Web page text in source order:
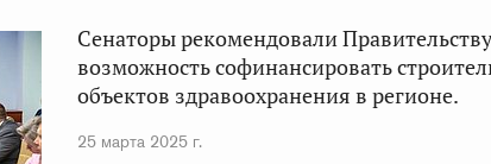
Сенаторы рекомендовали
возможность софинансировать
объектов здравоохранения в регионе.
25 марта 2025 г.